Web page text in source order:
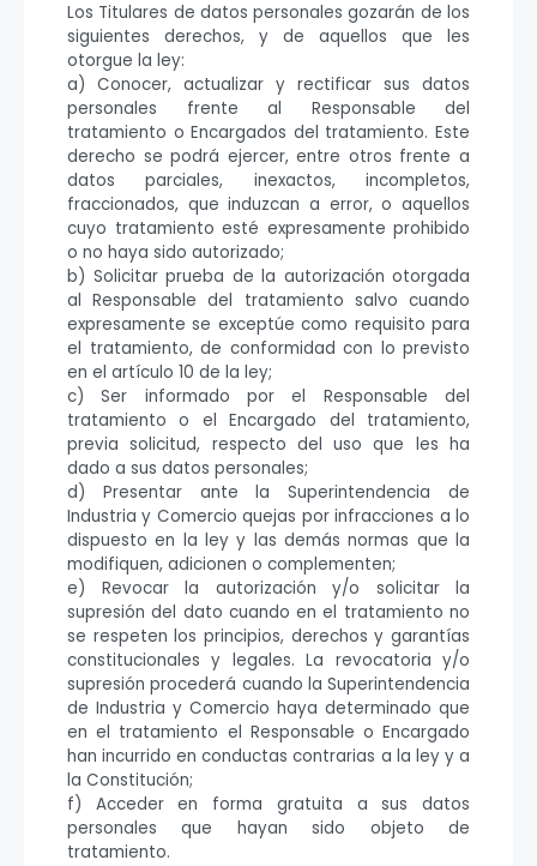
Los Titulares de datos personales gozarán de los
siguientes derechos, y de aquellos que les
otorgue la ley:
a) Conocer, actualizar y rectificar sus datos
personales frente al Responsable del
tratamiento o Encargados del tratamiento. Este
derecho se podrá ejercer, entre otros frente a
datos parciales, inexactos, incompletos,
fraccionados, que induzcan a error, o aquellos
cuyo tratamiento esté expresamente prohibido
o no haya sido autorizado;
b) Solicitar prueba de la autorización otorgada
al Responsable del tratamiento salvo cuando
expresamente se exceptúe como requisito para
el tratamiento, de conformidad con lo previsto
en el artículo 10 de la ley;
c) Ser informado por el Responsable del
tratamiento o el Encargado del tratamiento,
previa solicitud, respecto del uso que les ha
dado a sus datos personales;
d) Presentar ante la Superintendencia de
Industria y Comercio quejas por infracciones a lo
dispuesto en la ley y las demás normas que la
modifiquen, adicionen o complementen;
e) Revocar la autorización y/o solicitar la
supresión del dato cuando en el tratamiento no
se respeten los principios, derechos y garantías
constitucionales y legales. La revocatoria y/o
supresión procederá cuando la Superintendencia
de Industria y Comercio haya determinado que
en el tratamiento el Responsable o Encargado
han incurrido en conductas contrarias a la ley y a
la Constitución;
f) Acceder en forma gratuita a sus datos
personales que hayan sido objeto de
tratamiento.